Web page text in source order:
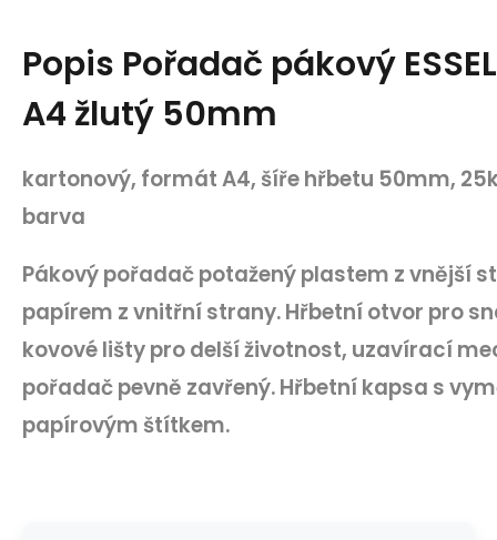
Popis Pořadač pákový
A4 žlutý 50mm
kartonový, formát A4, šíře hřbetu 50mm,
barva
Pákový pořadač potažený plastem z vnější
papírem z vnitřní strany. Hřbetní otvor pro
kovové lišty pro delší životnost, uzavírací
pořadač pevně zavřený. Hřbetní kapsa s
papírovým štítkem.